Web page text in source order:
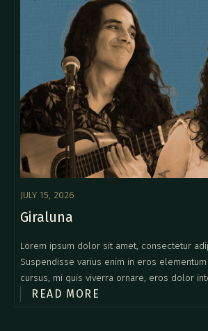
JULY 15, 2026
Giraluna
Lorem ipsum dolor sit amet, consectetur
Suspendisse varius enim in eros
cursus, mi quis viverra ornare, eros dolor
commodo diam libero vitae erat. Aenean
READ MORE